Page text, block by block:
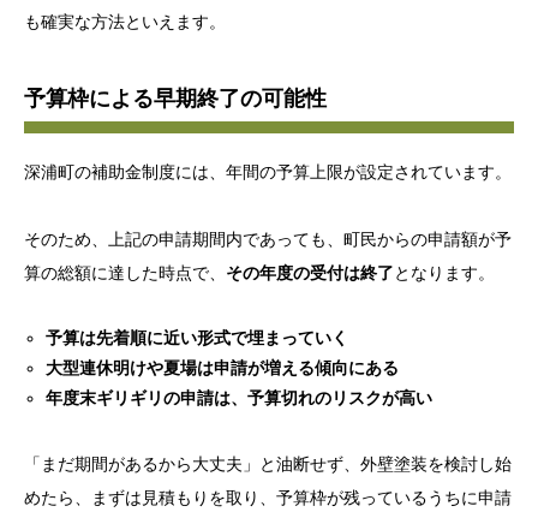
も確実な方法といえます。
予算枠による早期終了の可能性
深浦町の補助金制度には、年間の予算上限が設定されています。
そのため、上記の申請期間内であっても、町民からの申請額が予
算の総額に達した時点で、 その年度の受付は終了となります。
予算は先着順に近い形式で埋まっていく
大型連休明けや夏場は申請が増える傾向にある
年度末ギリギリの申請は、予算切れのリスクが高い
「まだ期間があるから大丈夫」と油断せず、外壁塗装を検討し始
めたら、まずは見積もりを取り、予算枠が残っているうちに申請